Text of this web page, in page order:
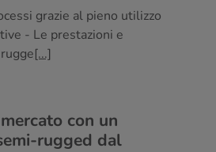
grazie al pieno utilizzo
- Le prestazioni e
[...]
con un
rugged dal